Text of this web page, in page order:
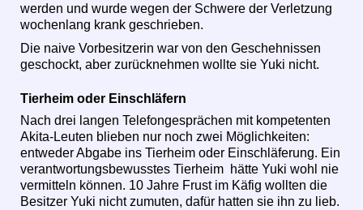
werden und wurde wegen der Schwere der Verletzung
wochenlang krank geschrieben.
Die naive Vorbesitzerin war von den Geschehnissen
geschockt, aber zurücknehmen wollte sie Yuki nicht.
Tierheim oder Einschläfern
Nach drei langen Telefongesprächen mit kompetenten
Akita-Leuten blieben nur noch zwei Möglichkeiten:
entweder Abgabe ins Tierheim oder Einschläferung. Ein
verantwortungsbewusstes Tierheim hätte Yuki wohl nie
vermitteln können. 10 Jahre Frust im Käfig wollten die
Besitzer Yuki nicht zumuten, dafür hatten sie ihn zu lieb.